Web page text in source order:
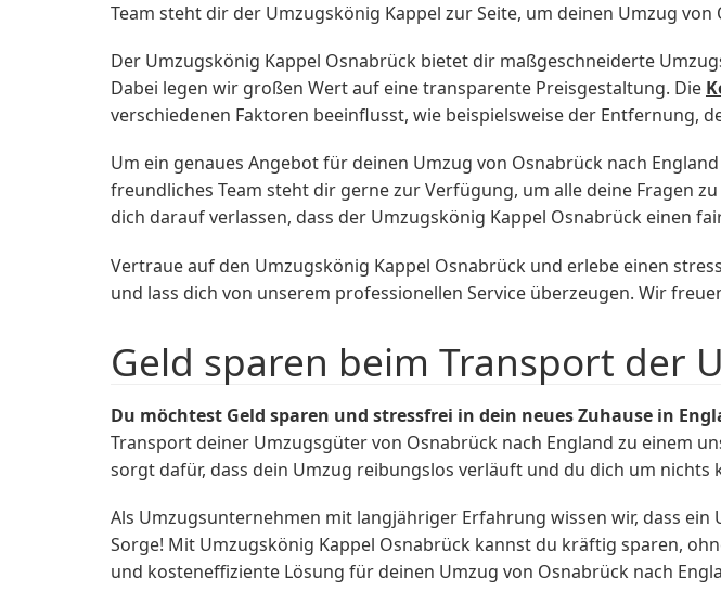
Team steht dir der Umzugskönig Kappel zur Seite, um deinen Umzug
Der Umzugskönig Kappel Osnabrück bietet dir maßgeschneiderte
Dabei legen wir großen Wert auf eine transparente Preisgestaltung. Die
verschiedenen Faktoren beeinflusst, wie beispielsweise der Entfernung,
Um ein genaues Angebot für deinen Umzug von Osnabrück nach
freundliches Team steht dir gerne zur Verfügung, um alle deine Fragen
dich darauf verlassen, dass der Umzugskönig Kappel Osnabrück einen
Vertraue auf den Umzugskönig Kappel Osnabrück und erlebe einen
und lass dich von unserem professionellen Service überzeugen. Wir
Geld sparen beim Transport der
Du möchtest Geld sparen und stressfrei in dein neues Zuhause in
Transport deiner Umzugsgüter von Osnabrück nach England zu einem
sorgt dafür, dass dein Umzug reibungslos verläuft und du dich um nichts
Als Umzugsunternehmen mit langjähriger Erfahrung wissen wir, dass
Sorge! Mit Umzugskönig Kappel Osnabrück kannst du kräftig sparen,
und kosteneffiziente Lösung für deinen Umzug von Osnabrück nach